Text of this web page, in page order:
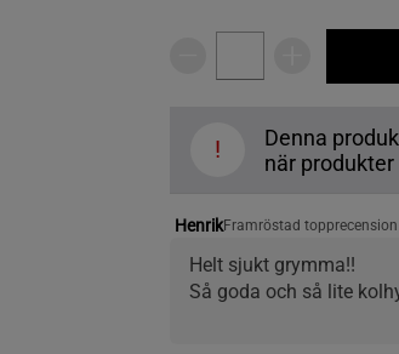
!
Denna
när
HenrikFramröstad topprecension
Helt sjukt grymma!!
Så goda och så lite